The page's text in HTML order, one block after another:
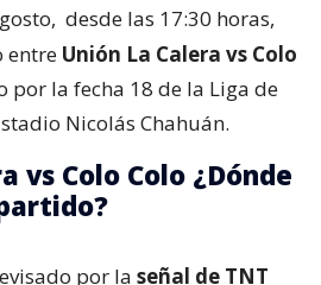
desde las 17:30 horas,
entre Unión La Calera vs Colo
por la fecha 18 de la Liga de
Nicolás Chahuán.
vs Colo Colo ¿Dónde
por la señal de TNT